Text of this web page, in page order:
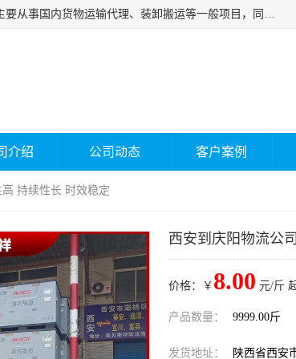
西安福鸿祥物流有限公司成立于2021年，位于陕西省西安市灞桥区，公司主要从事国内货物运输代理、装卸搬运等一般项目，同时具备道路货物运输（不含危险货物）的许可资质。凭借专业的物流服务和*的运输能力，公司致力于为客户提供安全、可靠的物流解决方案，满足多样化的运输需求，助力企业*运营。
介绍 公司动态 客户案例
持续性长 时效稳定
西安到庆阳物流公
价格：￥ 8.00 元/斤
产品数量： 9999.00斤
发货地址： 陕西省西安